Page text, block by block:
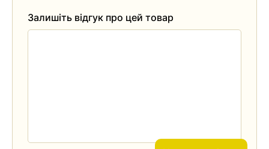
Залишіть відгук про цей товар